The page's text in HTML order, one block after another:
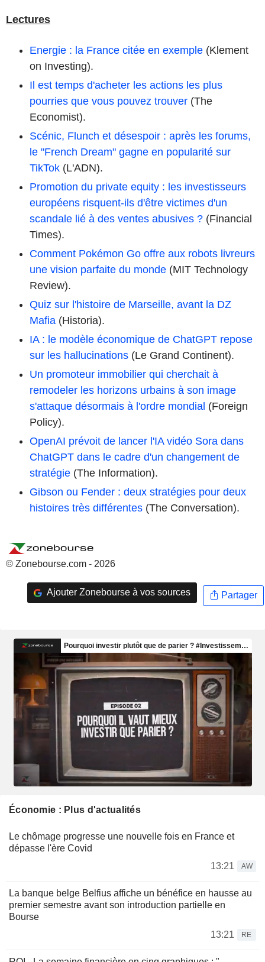
Lectures
Energie : la France citée en exemple (Klement
on Investing).
Il est temps d'acheter les actions les plus
pourries que vous pouvez trouver (The
Economist).
Scénic, Flunch et désespoir : après les forums,
le "French Dream" gagne en popularité sur
TikTok (L'ADN).
Promotion du private equity : les investisseurs
européens risquent-ils d'être victimes d'un
scandale lié à des ventes abusives ? (Financial
Times).
Comment Pokémon Go offre aux robots livreurs
une vision parfaite du monde (MIT Technology
Review).
Quiz sur l'histoire de Marseille, avant la DZ
Mafia (Historia).
IA : le modèle économique de ChatGPT repose
sur les hallucinations (Le Grand Continent).
Un promoteur immobilier qui cherchait à
remodeler les horizons urbains à son image
s'attaque désormais à l'ordre mondial (Foreign
Policy).
OpenAI prévoit de lancer l'IA vidéo Sora dans
ChatGPT dans le cadre d'un changement de
stratégie (The Information).
Gibson ou Fender : deux stratégies pour deux
histoires très différentes (The Conversation).
© Zonebourse.com - 2026
Ajouter Zonebourse à vos sources Partager
Économie : Plus d'actualités
Le chômage progresse une nouvelle fois en France et
dépasse l'ère Covid
13:21
AW
La banque belge Belfius affiche un bénéfice en hausse au
premier semestre avant son introduction partielle en
Bourse
13:21
RE